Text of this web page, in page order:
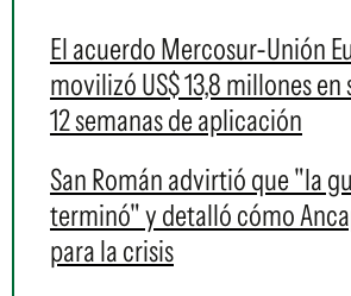
El acuerdo Mercosur-Unión
movilizó US$ 13,8 millones
12 semanas de aplicación
San Román advirtió que "la
terminó" y detalló cómo
para la crisis